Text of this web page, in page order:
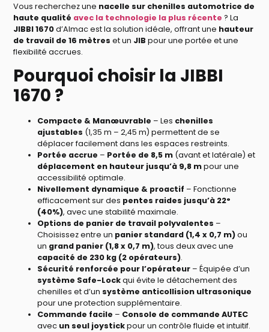
Vous recherchez une nacelle sur chenilles automotrice de
haute qualité avec la technologie la plus récente ? La
JIBBI 1670d’Almac est la solution idéale, offrant une hauteur
de travail de 16 mètres et un JIB pour une portée et une
flexibilité accrues.
Pourquoi choisir la JIBBI
1670 ?
Compacte & Manœuvrable – Les chenilles
ajustables (1,35 m – 2,45 m) permettent de se
déplacer facilement dans les espaces restreints.
Portée accrue – Portée de 8,5 m (avant et latérale) et
déplacement en hauteur jusqu’à 9,8 mpour une
accessibilité optimale.
Nivellement dynamique & proactif – Fonctionne
efficacement sur des pentes raides jusqu’à 22°
(40%), avec une stabilité maximale.
Options de panier de travail polyvalentes –
Choisissez entre un panier standard (1,4 x 0,7 m)ou
un grand panier (1,8 x 0,7 m), tous deux avec une
capacité de 230 kg (2 opérateurs).
Sécurité renforcée pour l’opérateur – Équipée d’un
système Safe-Lockqui évite le détachement des
chenilles et d’un système anticollision ultrasonique
pour une protection supplémentaire.
Commande facile – Console de commande AUTEC
avec un seul joystickpour un contrôle fluide et intuitif.